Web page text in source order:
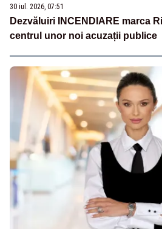
30 iul. 2026, 07:51
Dezvăluiri INCENDIARE marca
centrul unor noi acuzații publice